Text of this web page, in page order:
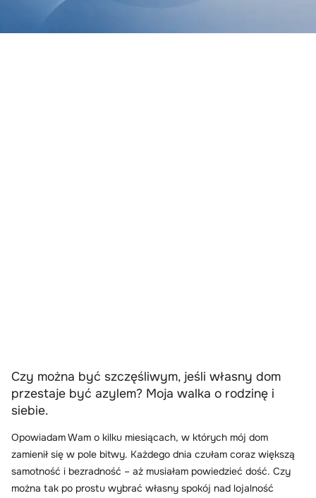
Czy można być szczęśliwym, jeśli własny dom
przestaje być azylem? Moja walka o rodzinę i
siebie.
Opowiadam Wam o kilku miesiącach, w których mój dom
zamienił się w pole bitwy. Każdego dnia czułam coraz większą
samotność i bezradność – aż musiałam powiedzieć dość. Czy
można tak po prostu wybrać własny spokój nad lojalność